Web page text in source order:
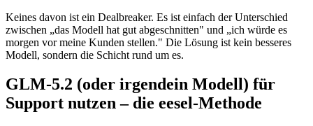
Keines davon ist ein Dealbreaker. Es ist einfach der Unterschied
zwischen „das Modell hat gut abgeschnitten" und „ich würde es
morgen vor meine Kunden stellen." Die Lösung ist kein besseres
Modell, sondern die Schicht rund um es.
GLM-5.2 (oder irgendein Modell) für
Support nutzen – die eesel-Methode